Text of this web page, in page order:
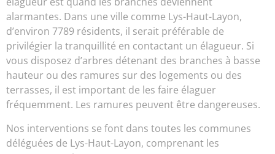
alarmantes. Dans une ville comme Lys-Haut-Layon,
d’environ 7789 résidents, il serait préférable de
privilégier la tranquillité en contactant un élagueur. Si
vous disposez d’arbres détenant des branches à basse
hauteur ou des ramures sur des logements ou des
terrasses, il est important de les faire élaguer
fréquemment. Les ramures peuvent être dangereuses.
Nos interventions se font dans toutes les communes
déléguées de Lys-Haut-Layon, comprenant les